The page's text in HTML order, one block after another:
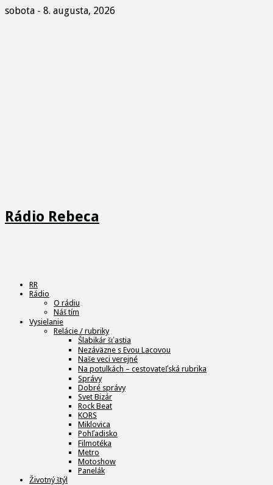
sobota - 8. augusta, 2026
Rádio Rebeca
RR
Rádio
O rádiu
Náš tím
Vysielanie
Relácie / rubriky
Šlabikár šťastia
Nezáväzne s Evou Lacovou
Naše veci verejné
Na potulkách – cestovateľská rubrika
Správy
Dobré správy
Svet Bizár
Rock Beat
KORS
Miklovica
Pohľadisko
Filmotéka
Metro
Motoshow
Panelák
Životný štýl